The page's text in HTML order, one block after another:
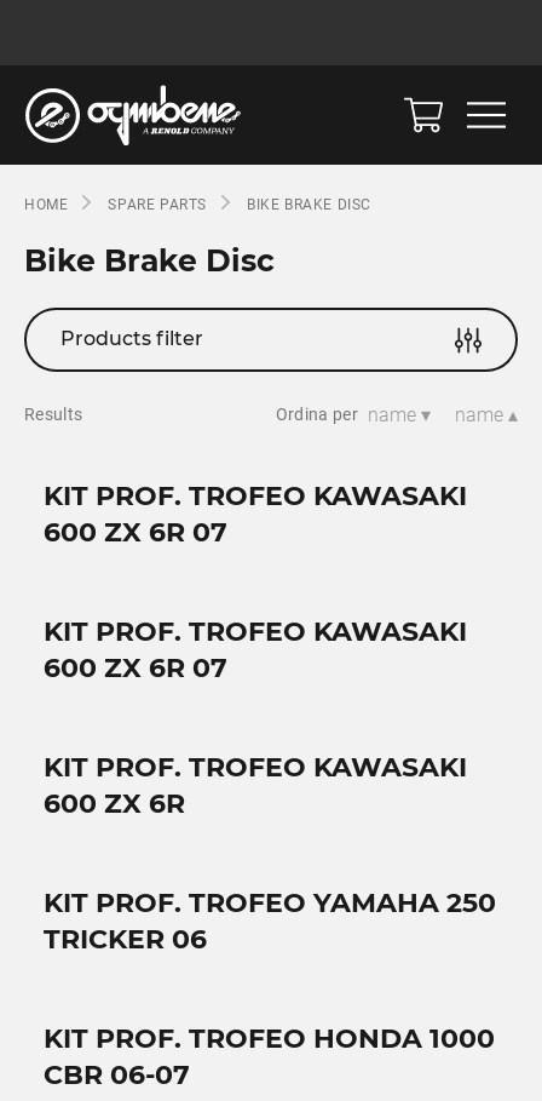
HOME SPARE PARTS BIKE BRAKE DISC
Bike Brake Disc
Products filter
Results Ordina per name ▾ name ▴
KIT PROF. TROFEO KAWASAKI
600 ZX 6R 07
KIT PROF. TROFEO KAWASAKI
600 ZX 6R 07
KIT PROF. TROFEO KAWASAKI
600 ZX 6R
KIT PROF. TROFEO YAMAHA 250
TRICKER 06
KIT PROF. TROFEO HONDA 1000
CBR 06-07